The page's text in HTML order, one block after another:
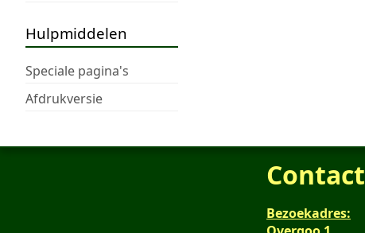
Hulpmiddelen
Speciale pagina's
Afdrukversie
Contact
Bezoekadres: